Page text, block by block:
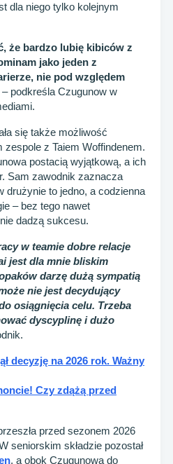
dla niego tylko kolejnym
że bardzo lubię kibiców z
jako jeden z
nie pod względem
– podkreśla Czugunow w
się także możliwość
zespole z Taiem Woffindenem.
postacią wyjątkową, a ich
Sam zawodnik zaznacza
drużynie to jedno, a codzienna
– bez tego nawet
dadzą sukcesu.
w teamie dobre relacje
jest dla mnie bliskim
darzę dużą sympatią
nie jest decydujący
osiągnięcia celu. Trzeba
dyscyplinę i dużo
decyzję na 2026 rok. Ważny
Czy zdążą przed
przed sezonem 2026
seniorskim składzie pozostał
, a obok Czugunowa do